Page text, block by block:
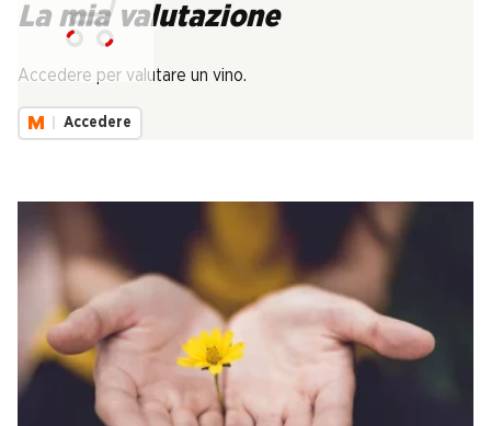
La mia valutazione
Accedere per valutare un vino.
Accedere